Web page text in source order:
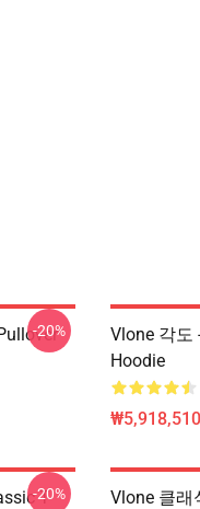
-20%
Vlone 각도
Hoodie
T-
-20% Vlone 클래